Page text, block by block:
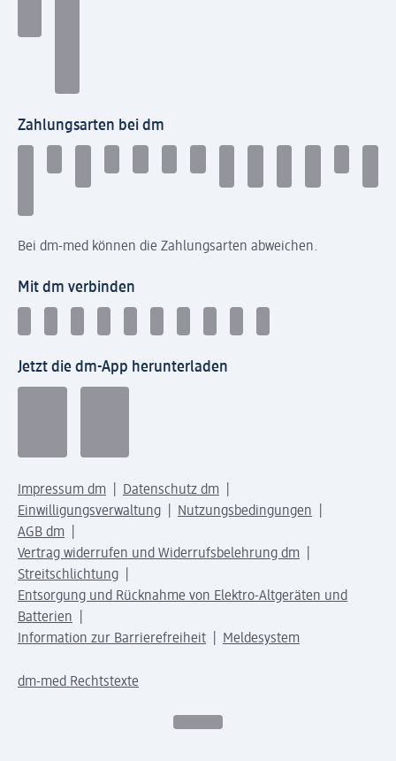
Zahlungsarten bei dm
Bei dm-med können die Zahlungsarten abweichen.
Mit dm verbinden
Jetzt die dm-App herunterladen
Impressum dm
Datenschutz dm
Einwilligungsverwaltung
Nutzungsbedingungen
AGB dm
Vertrag widerrufen und Widerrufsbelehrung dm
Streitschlichtung
Entsorgung und Rücknahme von Elektro-Altgeräten und
Batterien
Information zur Barrierefreiheit
Meldesystem
dm-med Rechtstexte